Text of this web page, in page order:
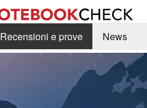
Recensioni e prove
News